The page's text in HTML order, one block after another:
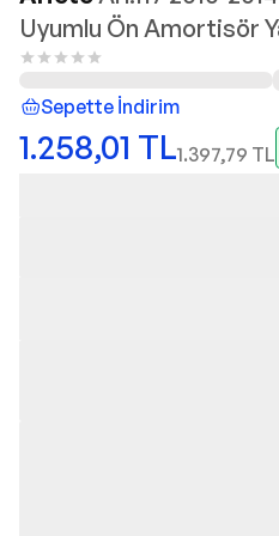
Uyumlu Ön Amortisör
Sepette İndirim
1.258,01 TL1.397,79 TL